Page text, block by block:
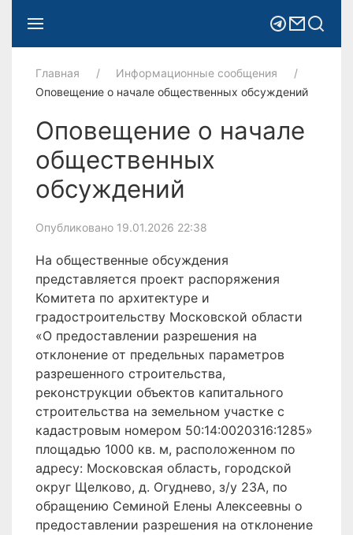
Главная
Информационные сообщения
Оповещение о начале общественных обсуждений
Оповещение о начале
общественных
обсуждений
Опубликовано 19.01.2026 22:38
На общественные обсуждения
представляется проект распоряжения
Комитета по архитектуре и
градостроительству Московской области
«О предоставлении разрешения на
отклонение от предельных параметров
разрешенного строительства,
реконструкции объектов капитального
строительства на земельном участке с
кадастровым номером 50:14:0020316:1285»
площадью 1000 кв. м, расположенном по
адресу: Московская область, городской
округ Щелково, д. Огуднево, з/у 23А, по
обращению Семиной Елены Алексеевны о
предоставлении разрешения на отклонение